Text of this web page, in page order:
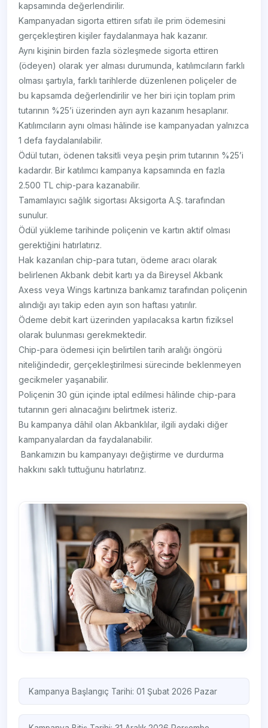
kapsamında değerlendirilir.
Kampanyadan sigorta ettiren sıfatı ile prim ödemesini
gerçekleştiren kişiler faydalanmaya hak kazanır.
Aynı kişinin birden fazla sözleşmede sigorta ettiren
(ödeyen) olarak yer alması durumunda, katılımcıların farklı
olması şartıyla, farklı tarihlerde düzenlenen poliçeler de
bu kapsamda değerlendirilir ve her biri için toplam prim
tutarının %25’i üzerinden ayrı ayrı kazanım hesaplanır.
Katılımcıların aynı olması hâlinde ise kampanyadan yalnızca
1 defa faydalanılabilir.
Ödül tutarı, ödenen taksitli veya peşin prim tutarının %25’i
kadardır. Bir katılımcı kampanya kapsamında en fazla
2.500 TL chip-para kazanabilir.
Tamamlayıcı sağlık sigortası Aksigorta A.Ş. tarafından
sunulur.
Ödül yükleme tarihinde poliçenin ve kartın aktif olması
gerektiğini hatırlatırız.
Hak kazanılan chip-para tutarı, ödeme aracı olarak
belirlenen Akbank debit kartı ya da Bireysel Akbank
Axess veya Wings kartınıza bankamız tarafından poliçenin
alındığı ayı takip eden ayın son haftası yatırılır.
Ödeme debit kart üzerinden yapılacaksa kartın fiziksel
olarak bulunması gerekmektedir.
Chip-para ödemesi için belirtilen tarih aralığı öngörü
niteliğindedir, gerçekleştirilmesi sürecinde beklenmeyen
gecikmeler yaşanabilir.
Poliçenin 30 gün içinde iptal edilmesi hâlinde chip-para
tutarının geri alınacağını belirtmek isteriz.
Bu kampanya dâhil olan Akbanklılar, ilgili aydaki diğer
kampanyalardan da faydalanabilir.
​ Bankamızın bu kampanyayı değiştirme ve durdurma
hakkını saklı tuttuğunu hatırlatırız.
Kampanya Başlangıç Tarihi: 01 Şubat 2026 Pazar